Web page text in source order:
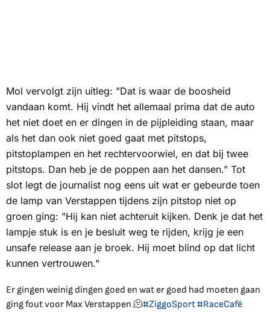
Mol vervolgt zijn uitleg: "Dat is waar de boosheid
vandaan komt. Hij vindt het allemaal prima dat de auto
het niet doet en er dingen in de pijpleiding staan, maar
als het dan ook niet goed gaat met pitstops,
pitstoplampen en het rechtervoorwiel, en dat bij twee
pitstops. Dan heb je de poppen aan het dansen." Tot
slot legt de journalist nog eens uit wat er gebeurde toen
de lamp van Verstappen tijdens zijn pitstop niet op
groen ging: "Hij kan niet achteruit kijken. Denk je dat het
lampje stuk is en je besluit weg te rijden, krijg je een
unsafe release aan je broek. Hij moet blind op dat licht
kunnen vertrouwen."
Er gingen weinig dingen goed en wat er goed had moeten gaan
ging fout voor Max Verstappen 🫠#ZiggoSport#RaceCafé